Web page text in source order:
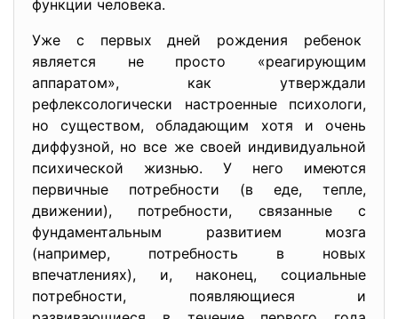
функции человека.
Уже с первых дней рождения ребенок
является не просто «реагирующим
аппаратом», как утверждали
рефлексологически настроенные психологи,
но существом, обладающим хотя и очень
диффузной, но все же своей индивидуальной
психической жизнью. У него имеются
первичные потребности (в еде, тепле,
движении), потребности, связанные с
фундаментальным развитием мозга
(например, потребность в новых
впечатлениях), и, наконец, социальные
потребности, появляющиеся и